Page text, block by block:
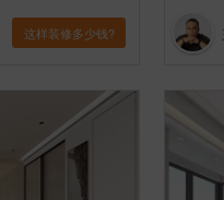
这样装修多少钱?